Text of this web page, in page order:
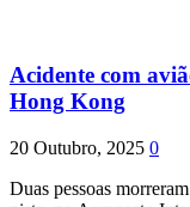
Acidente com
Hong Kong
20 Outubro, 2025 0
Duas pessoas